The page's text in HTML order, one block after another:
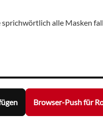
sprichwörtlich alle Masken
Browser-Push für